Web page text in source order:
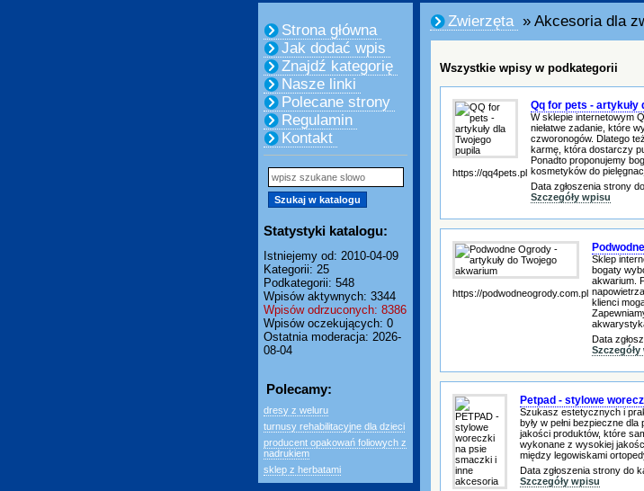
Strona główna
Jak dodać wpis
Znajdź kategorię
Nasze linki
Polecane strony
Regulamin
Kontakt
Statystyki katalogu:
Istniejemy od: 2010-04-09
Kategorii: 25
Podkategorii: 548
Wpisów aktywnych: 3344
Wpisów odrzuconych: 8386
Wpisów oczekujących: 0
Ostatnia moderacja: 2026-
08-04
Polecamy:
dresy z weluru
turnusy rehabilitacyjne dla dzieci
producent opakowań foliowych z
nadrukiem
sklep z herbatami
Zwierzęta » Akcesoria dla
Wszystkie wpisy w podkategorii
https://qq4pets.pl
Qq for pets - artykuły
W sklepie internetowym
niełatwe zadanie, które
czworonogów. Dlatego
karmę, która dostarczy
Ponadto proponujemy
kosmetyków do
Data zgłoszenia strony
Szczegóły wpisu
https://podwodneogrody.com.pl
Sklep
bogaty
akwarium.
klienci
Data
Szczegóły
Petpad - stylowe
Szukasz estetycznych i
były w pełni bezpieczne
jakości produktów, które
wykonane z wysokiej
między legowiskami
Data zgłoszenia strony do
Szczegóły wpisu